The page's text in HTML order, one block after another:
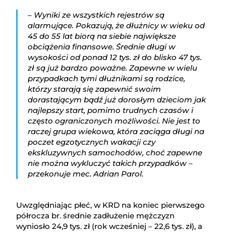
– Wyniki ze wszystkich rejestrów są
alarmujące. Pokazują, że dłużnicy w wieku od
45 do 55 lat biorą na siebie największe
obciążenia finansowe. Średnie długi w
wysokości od ponad 12 tys. zł do blisko 47 tys.
zł są już bardzo poważne. Zapewne w wielu
przypadkach tymi dłużnikami są rodzice,
którzy starają się zapewnić swoim
dorastającym bądź już dorosłym dzieciom jak
najlepszy start, pomimo trudnych czasów i
często ograniczonych możliwości. Nie jest to
raczej grupa wiekowa, która zaciąga długi na
poczet egzotycznych wakacji czy
ekskluzywnych samochodów, choć zapewne
nie można wykluczyć takich przypadków –
przekonuje mec. Adrian Parol.
Uwzględniając płeć, w KRD na koniec pierwszego
półrocza br. średnie zadłużenie mężczyzn
wyniosło 24,9 tys. zł (rok wcześniej – 22,6 tys. zł), a